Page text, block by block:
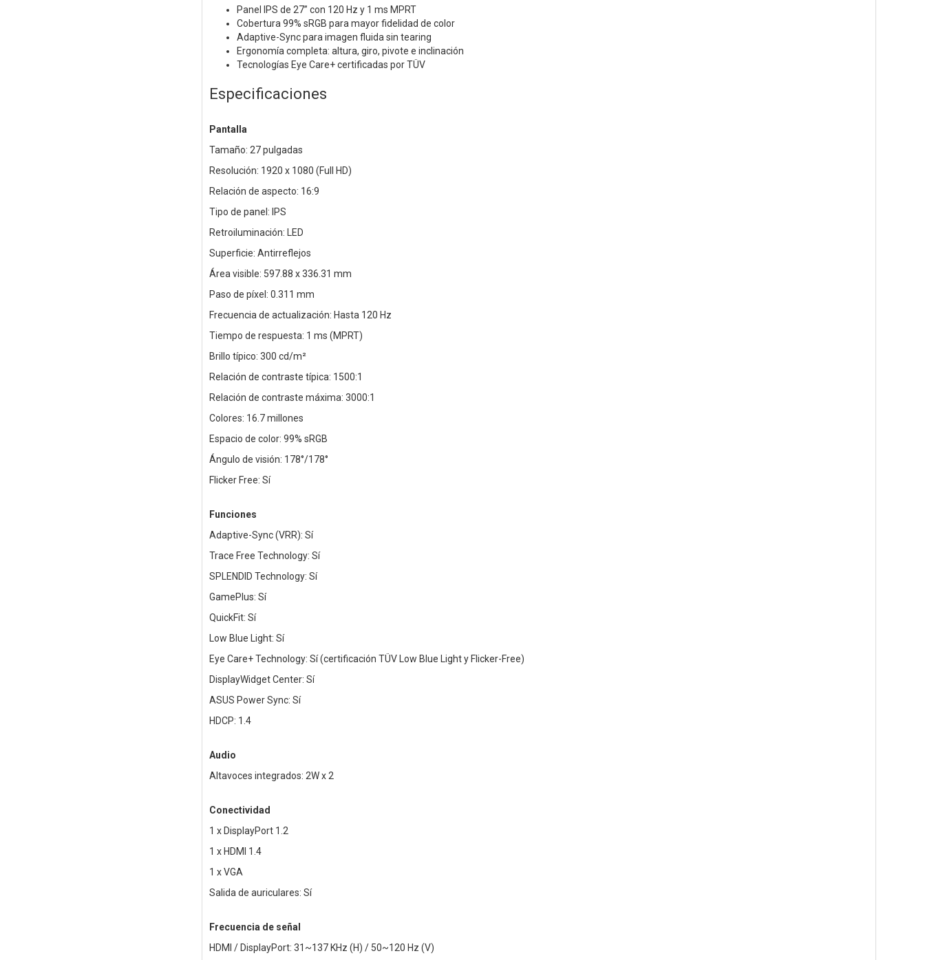
Panel IPS de 27” con 120 Hz y 1 ms MPRT
Cobertura 99% sRGB para mayor fidelidad de color
Adaptive-Sync para imagen fluida sin tearing
Ergonomía completa: altura, giro, pivote e inclinación
Tecnologías Eye Care+ certificadas por TÜV
Especificaciones
Pantalla
Tamaño: 27 pulgadas
Resolución: 1920 x 1080 (Full HD)
Relación de aspecto: 16:9
Tipo de panel: IPS
Retroiluminación: LED
Superficie: Antirreflejos
Área visible: 597.88 x 336.31 mm
Paso de píxel: 0.311 mm
Frecuencia de actualización: Hasta 120 Hz
Tiempo de respuesta: 1 ms (MPRT)
Brillo típico: 300 cd/m²
Relación de contraste típica: 1500:1
Relación de contraste máxima: 3000:1
Colores: 16.7 millones
Espacio de color: 99% sRGB
Ángulo de visión: 178°/178°
Flicker Free: Sí
Funciones
Adaptive-Sync (VRR): Sí
Trace Free Technology: Sí
SPLENDID Technology: Sí
GamePlus: Sí
QuickFit: Sí
Low Blue Light: Sí
Eye Care+ Technology: Sí (certificación TÜV Low Blue Light y Flicker-Free)
DisplayWidget Center: Sí
ASUS Power Sync: Sí
HDCP: 1.4
Audio
Altavoces integrados: 2W x 2
Conectividad
1 x DisplayPort 1.2
1 x HDMI 1.4
1 x VGA
Salida de auriculares: Sí
Frecuencia de señal
HDMI / DisplayPort: 31~137 KHz (H) / 50~120 Hz (V)